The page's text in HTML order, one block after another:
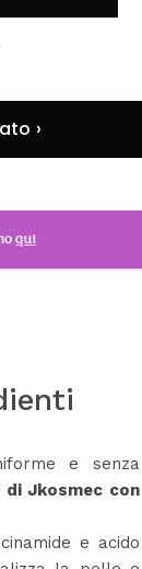
›
qui
e senza
di Jkosmec con
e acido